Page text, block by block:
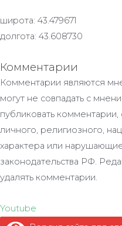
широта: 43.479671
долгота: 43.608730
Комментарии
Комментарии являются
могут не совпадать с
публиковать
личного, религиозного,
характера или
законодательства РФ.
удалять комментарии.
Youtube